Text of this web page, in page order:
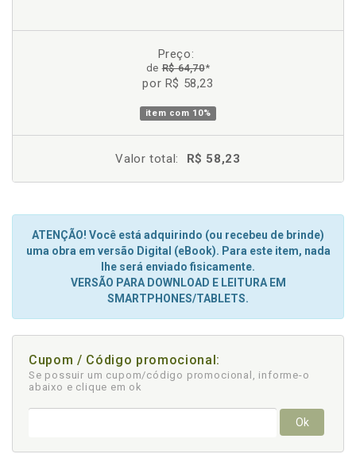
Preço:
deR$ 64,70*
por R$ 58,23
item com 10%
Valor total: R$ 58,23
ATENÇÃO! Você está adquirindo (ou recebeu de brinde)
uma obra em versão Digital (eBook). Para este item, nada
lhe será enviado fisicamente.
VERSÃO PARA DOWNLOAD E LEITURA EM
SMARTPHONES/TABLETS.
Cupom / Código promocional:
Se possuir um cupom/código promocional, informe-o
abaixo e clique em ok
Ok